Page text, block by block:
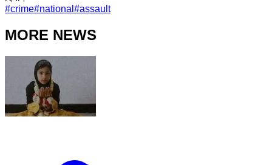
#crime#national #assault
MORE NEWS